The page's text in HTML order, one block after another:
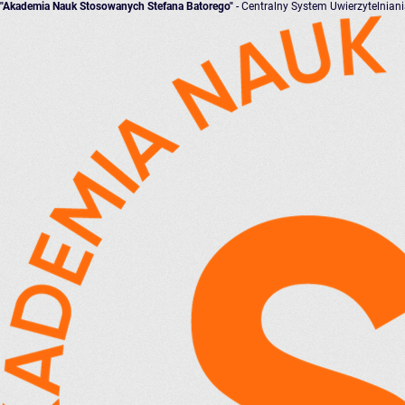
"Akademia Nauk Stosowanych Stefana Batorego" - Centralny System